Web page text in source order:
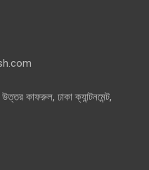
কাফরুল, ঢাকা ক্যান্টনমেন্ট,